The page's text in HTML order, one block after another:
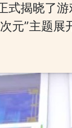
式揭晓了
元”主题